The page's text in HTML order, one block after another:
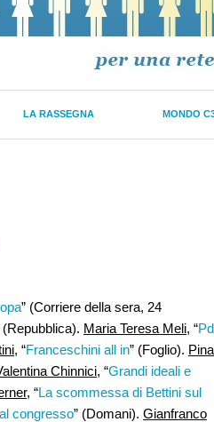
LA RASSEGNA MONDO
” (Corriere della sera, 24
(Repubblica). Maria Teresa Meli, “
“Franceschini all in” (Foglio). Pina
Chinnici, “Grandi ideali e
, “La scommessa di Bettini sul
congresso” (Domani). Gianfranco